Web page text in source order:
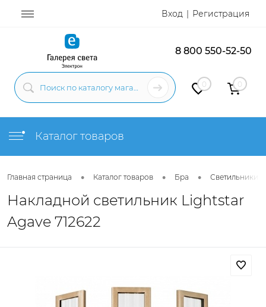
Вход Регистрация
8 800 550-52-50
0 0
Каталог товаров
Главная страница • Каталог товаров • Бра • Светильники
Накладной светильник Lightstar
Agave 712622